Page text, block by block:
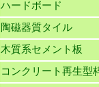
ハードボード
陶磁器質タイル
木質系セメント板
コンクリート再生型